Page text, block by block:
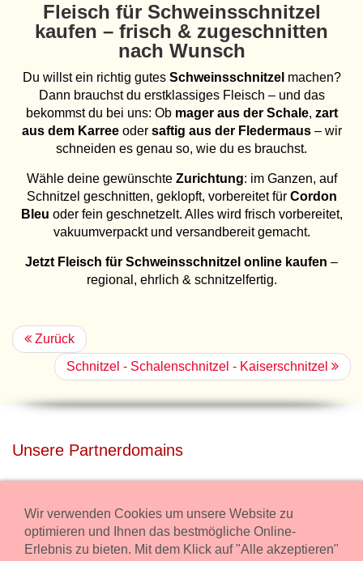
Fleisch für Schweinsschnitzel
kaufen – frisch & zugeschnitten
nach Wunsch
Du willst ein richtig gutes Schweinsschnitzel machen?
Dann brauchst du erstklassiges Fleisch – und das
bekommst du bei uns: Ob mager aus der Schale, zart
aus dem Karreeoder saftig aus der Fledermaus– wir
schneiden es genau so, wie du es brauchst.
Wähle deine gewünschte Zurichtung: im Ganzen, auf
Schnitzel geschnitten, geklopft, vorbereitet für Cordon
Bleu oder fein geschnetzelt. Alles wird frisch vorbereitet,
vakuumverpackt und versandbereit gemacht.
Jetzt Fleisch für Schweinsschnitzel online kaufen –
regional, ehrlich & schnitzelfertig.
Zurück
Schnitzel - Schalenschnitzel - Kaiserschnitzel
Unsere Partnerdomains
Miete unser Haus bei Wiener Neustadt für Deine Party mit
Übernachtung.
freilaender.at
Wir verwenden Cookies um unsere Website zu
optimieren und Ihnen das bestmögliche Online-
Erlebnis zu bieten. Mit dem Klick auf "Alle akzeptieren"